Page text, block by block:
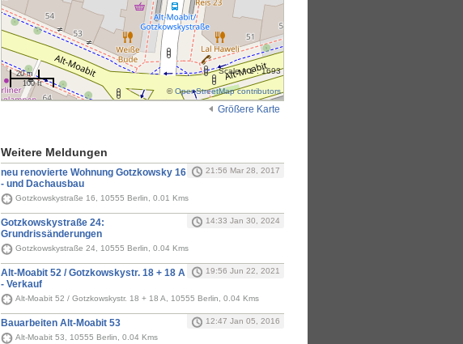
20 m
100 ft
Scale = 1 : 1693
©OpenStreetMap contributors
Größere Karte
Weitere Meldungen
neu renovierte Wohnung Gotzkowsky 16
- und Dachausbau
21:56 Mar 28, 2017
Gotzkowskystraße 16, 10555 Berlin, 0.01 Kms
Gotzkowskystraße 24:
Grundrissänderungen
14:33 Jan 30, 2024
Gotzkowskystraße 24, 10555 Berlin, 0.04 Kms
Alt-Moabit 52 / Gotzkowskystr. 18 + 18 A
- Verkauf
19:56 Jun 22, 2021
Alt-Moabit 52 / Gotzkowskystr. 18 + 18 A, 10555 Berlin, 0.04 Kms
Bauarbeiten Alt-Moabit 53
12:47 Jan 05, 2016
Alt-Moabit 53, 10555 Berlin, 0.04 Kms